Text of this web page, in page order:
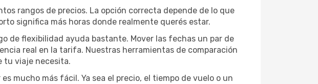
rangos de precios. La opción correcta depende de lo que
significa más horas donde realmente querés estar.
de flexibilidad ayuda bastante. Mover las fechas un par de
real en la tarifa. Nuestras herramientas de comparación
tu viaje necesita.
mucho más fácil. Ya sea el precio, el tiempo de vuelo o un